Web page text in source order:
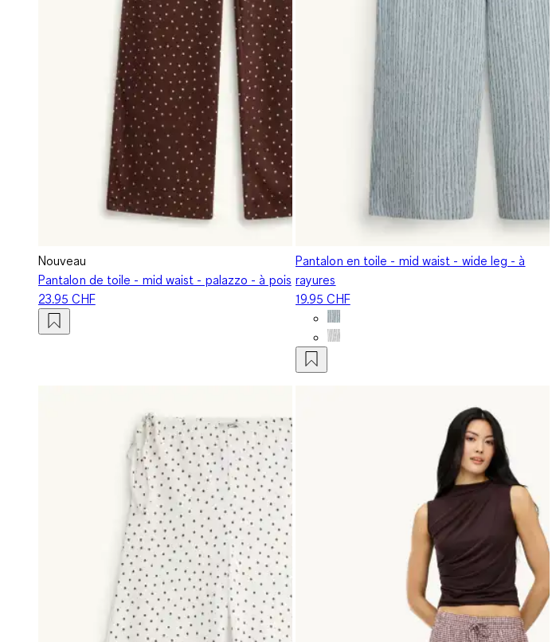
Nouveau
Pantalon de toile - mid waist - palazzo - à pois
23.95 CHF
Pantalon en toile - mid waist - wide leg - à
rayures
19.95 CHF